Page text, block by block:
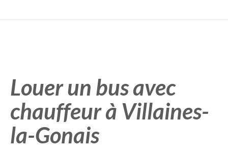
Louer un bus avec
chauffeur à Villaines-
la-Gonais